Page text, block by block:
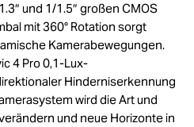
und 1/1.5″ großen CMOS
mit 360° Rotation sorgt
Kamerabewegungen.
4 Pro 0,1-Lux-
Hinderniserkennung
wird die Art und
und neue Horizonte in